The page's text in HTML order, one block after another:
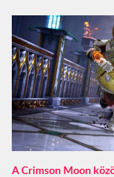
A Crimson Moon